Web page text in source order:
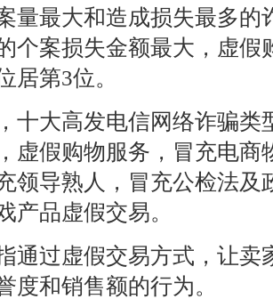
量最大和造成损失最多的
个案损失金额最大，虚假
居第3位。
大高发电信网络诈骗类
虚假购物服务，冒充电商
领导熟人，冒充公检法及
产品虚假交易。
过虚假交易方式，让卖
度和销售额的行为。